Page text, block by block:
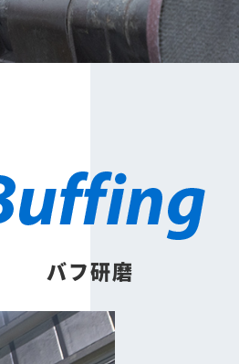
バフ研磨